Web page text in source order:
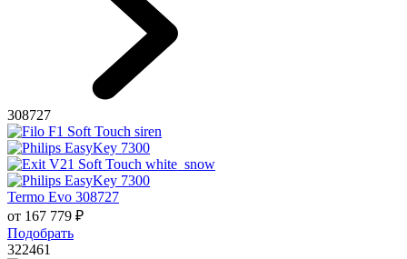
308727
Termo Evo 308727
от 167 779 ₽
Подобрать
322461